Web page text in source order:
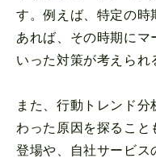
す。例えば、特定の時
あれば、その時期にマ
いった対策が考えられ
また、行動トレンド
わった原因を探るこ
登場や、自社サービス